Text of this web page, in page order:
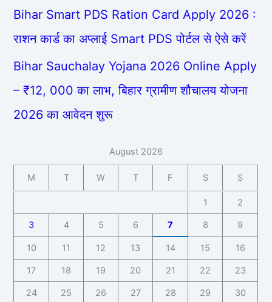
Bihar Smart PDS Ration Card Apply 2026 :
राशन कार्ड का अप्लाई Smart PDS पोर्टल से ऐसे करें
Bihar Sauchalay Yojana 2026 Online Apply
– ₹12, 000 का लाभ, बिहार ग्रामीण शौचालय योजना
2026 का आवेदन शुरू
August 2026
M T W T F S S
1 2
3 4 5 6 7 8 9
10 11 12 13 14 15 16
17 18 19 20 21 22 23
24 25 26 27 28 29 30